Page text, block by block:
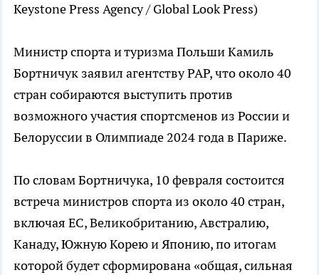
Keystone Press Agency / Global Look Press)
Министр спорта и туризма Польши Камиль
Бортничук заявил агентству PAP, что около 40
стран собираются выступить против
возможного участия спортсменов из России и
Белоруссии в Олимпиаде 2024 года в Париже.
По словам Бортничука, 10 февраля состоится
встреча министров спорта из около 40 стран,
включая ЕС, Великобританию, Австралию,
Канаду, Южную Корею и Японию, по итогам
которой будет сформирована «общая, сильная